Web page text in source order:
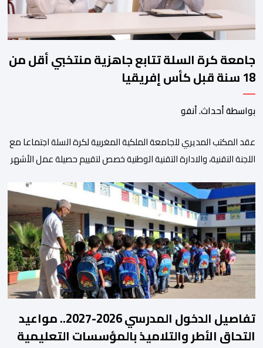
جامعة كرة السلة تتابع جاهزية منتخبي أقل من
18 سنة قبل كأس إفريقيا
بواسطة أحداث. أنفو
عقد المكتب المديري للجامعة الملكية المغربية لكرة السلة اجتماعا مع
اللجنة التقنية، والادارة التقنية الوطنية خصص لتقييم حصيلة عمل الأشهر
المنتخبات الوطنية خلال الفترة الأخيرة. وشهد الاجتماع تقديم عرض
مفصل حول مشاركة المنتخبين الوطنيين لأقل من 18 سنة، إناثا وذكورا،
من طرف اللجنة التقنية التي واكبت كل […]
تفاصيل الدخول المدرسي 2026-2027.. مواعيد
التحاق الأطر والتلاميذ بالمؤسسات التعليمية